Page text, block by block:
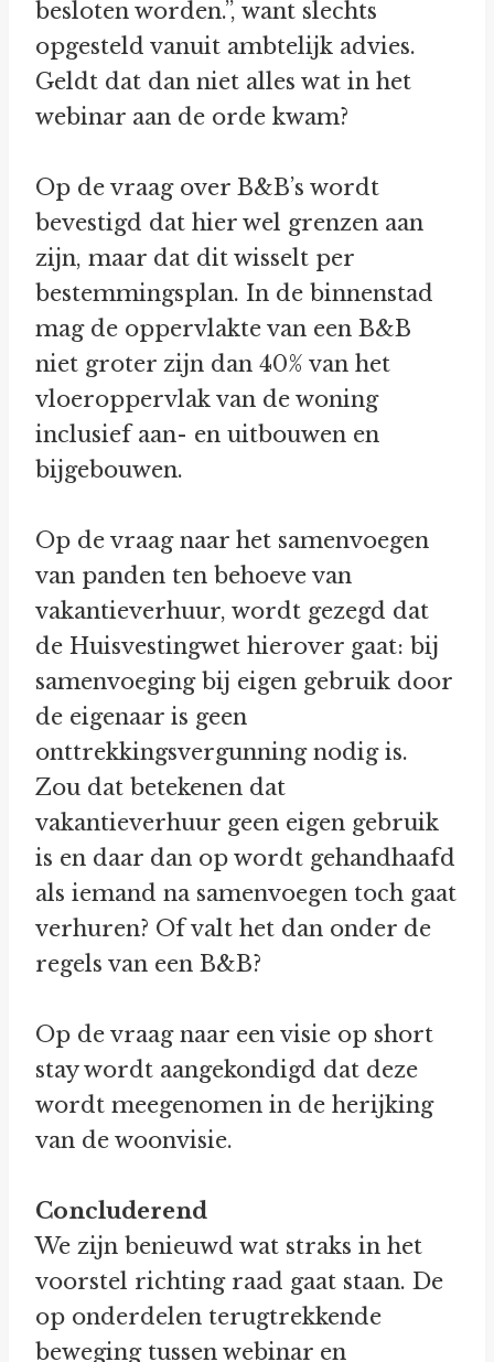
besloten worden.”, want slechts
opgesteld vanuit ambtelijk advies.
Geldt dat dan niet alles wat in het
webinar aan de orde kwam?
Op de vraag over B&B’s wordt
bevestigd dat hier wel grenzen aan
zijn, maar dat dit wisselt per
bestemmingsplan. In de binnenstad
mag de oppervlakte van een B&B
niet groter zijn dan 40% van het
vloeroppervlak van de woning
inclusief aan- en uitbouwen en
bijgebouwen.
Op de vraag naar het samenvoegen
van panden ten behoeve van
vakantieverhuur, wordt gezegd dat
de Huisvestingwet hierover gaat: bij
samenvoeging bij eigen gebruik door
de eigenaar is geen
onttrekkingsvergunning nodig is.
Zou dat betekenen dat
vakantieverhuur geen eigen gebruik
is en daar dan op wordt gehandhaafd
als iemand na samenvoegen toch gaat
verhuren? Of valt het dan onder de
regels van een B&B?
Op de vraag naar een visie op short
stay wordt aangekondigd dat deze
wordt meegenomen in de herijking
van de woonvisie.
Concluderend
We zijn benieuwd wat straks in het
voorstel richting raad gaat staan. De
op onderdelen terugtrekkende
beweging tussen webinar en